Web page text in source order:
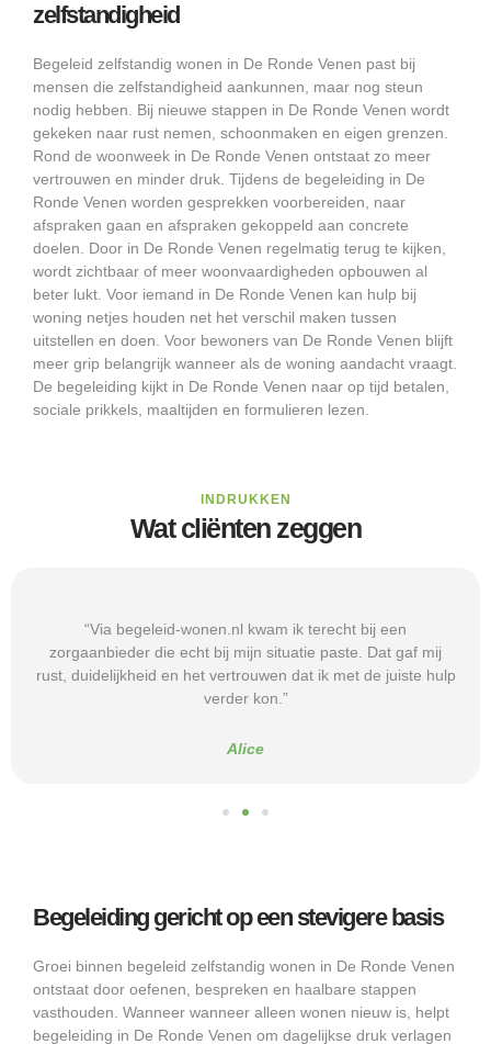
zelfstandigheid
Begeleid zelfstandig wonen in De Ronde Venen past bij
mensen die zelfstandigheid aankunnen, maar nog steun
nodig hebben. Bij nieuwe stappen in De Ronde Venen wordt
gekeken naar rust nemen, schoonmaken en eigen grenzen.
Rond de woonweek in De Ronde Venen ontstaat zo meer
vertrouwen en minder druk. Tijdens de begeleiding in De
Ronde Venen worden gesprekken voorbereiden, naar
afspraken gaan en afspraken gekoppeld aan concrete
doelen. Door in De Ronde Venen regelmatig terug te kijken,
wordt zichtbaar of meer woonvaardigheden opbouwen al
beter lukt. Voor iemand in De Ronde Venen kan hulp bij
woning netjes houden net het verschil maken tussen
uitstellen en doen. Voor bewoners van De Ronde Venen blijft
meer grip belangrijk wanneer als de woning aandacht vraagt.
De begeleiding kijkt in De Ronde Venen naar op tijd betalen,
sociale prikkels, maaltijden en formulieren lezen.
INDRUKKEN
Wat cliënten zeggen
“Via begeleid-wonen.nl kwam ik terecht bij een
zorgaanbieder die echt bij mijn situatie paste. Dat gaf mij
rust, duidelijkheid en het vertrouwen dat ik met de juiste hulp
verder kon.”
Alice
Begeleiding gericht op een stevigere basis
Groei binnen begeleid zelfstandig wonen in De Ronde Venen
ontstaat door oefenen, bespreken en haalbare stappen
vasthouden. Wanneer wanneer alleen wonen nieuw is, helpt
begeleiding in De Ronde Venen om dagelijkse druk verlagen